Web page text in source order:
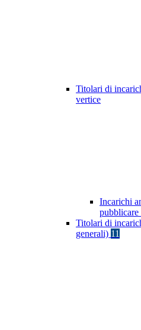
Titolari di
vertice
Incarichi
Titolari di
generali) 11